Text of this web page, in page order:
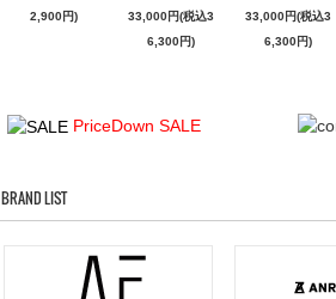
2,900円)
33,000円(税込3
6,300円)
33,000円(税込3
6,300円)
PriceDown SALE
BRAND LIST